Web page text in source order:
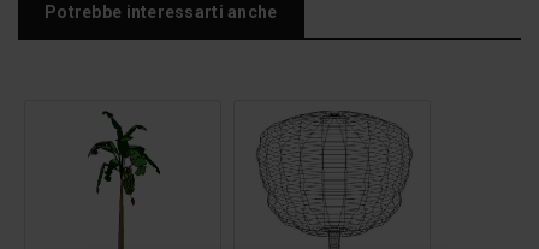
Potrebbe interessarti anche